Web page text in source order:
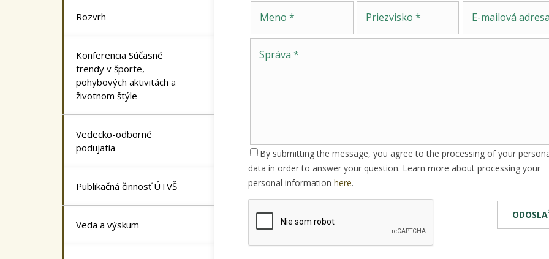
Rozvrh
Konferencia Súčasné
trendy v športe,
pohybových aktivitách a
životnom štýle
Vedecko-odborné
podujatia
Publikačná činnosť ÚTVŠ
Veda a výskum
By submitting the message, you agree to the processing of your
data in order to answer your question. Learn more about processing your
personal informationhere.